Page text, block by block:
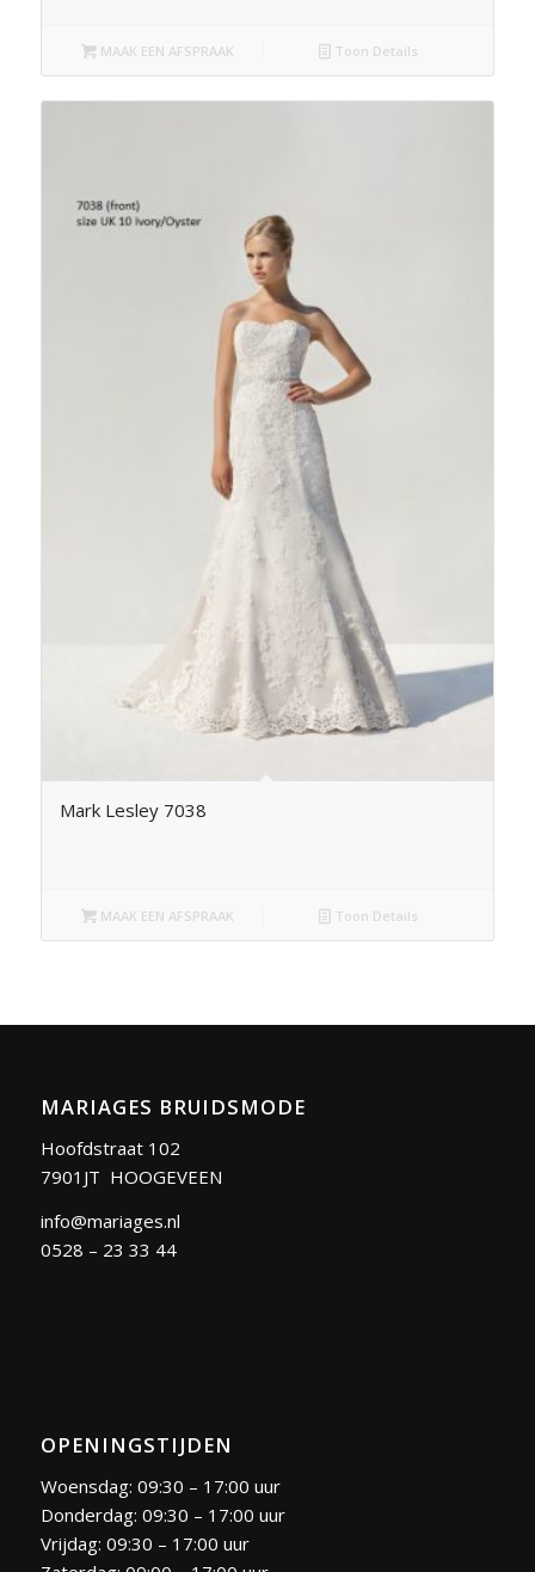
MAAK EEN AFSPRAAK Toon Details
Mark Lesley 7038
MAAK EEN AFSPRAAK Toon Details
MARIAGES BRUIDSMODE
Hoofdstraat 102
7901JT HOOGEVEEN
info@mariages.nl
0528 – 23 33 44
OPENINGSTIJDEN
Woensdag: 09:30 – 17:00 uur
Donderdag: 09:30 – 17:00 uur
Vrijdag: 09:30 – 17:00 uur